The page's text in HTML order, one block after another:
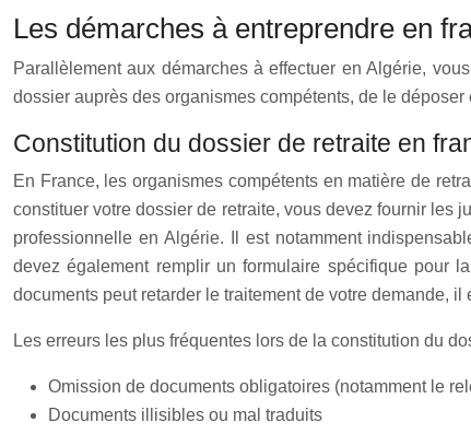
Les démarches à entreprendre en
Parallèlement aux démarches à effectuer en Algérie,
dossier auprès des organismes compétents, de le
Constitution du dossier de retraite en
En France, les organismes compétents en matière de
constituer votre dossier de retraite, vous devez fournir les
professionnelle en Algérie. Il est notamment
devez également remplir un formulaire spécifique pour
documents peut retarder le traitement de votre demande,
Les erreurs les plus fréquentes lors de la constitution du
Omission de documents obligatoires (notamment le
Documents illisibles ou mal traduits